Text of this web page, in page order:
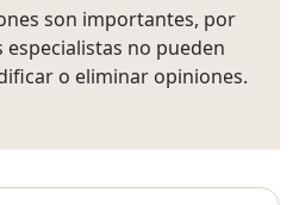
son importantes, por
especialistas no pueden
o eliminar opiniones.